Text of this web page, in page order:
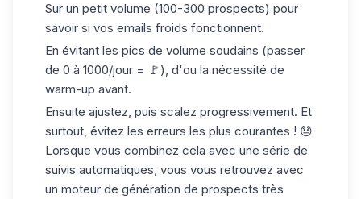
Sur un petit volume (100-300 prospects) pour
savoir si vos emails froids fonctionnent.
En évitant les pics de volume soudains (passer
de 0 à 1000/jour = 🚩), d'ou la nécessité de
warm-up avant.
Ensuite ajustez, puis scalez progressivement. Et
surtout, évitez les erreurs les plus courantes ! 😓
Lorsque vous combinez cela avec une série de
suivis automatiques, vous vous retrouvez avec
un moteur de génération de prospects très